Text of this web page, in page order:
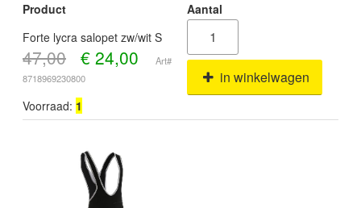
Product
Aantal
Forte lycra salopet zw/wit S
47,00 € 24,00
Art#
8718969230800
in winkelwagen
Voorraad: 1